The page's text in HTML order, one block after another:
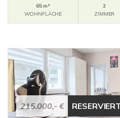
65 m²
WOHNFLÄCHE
2
ZIMMER
215.000,- €